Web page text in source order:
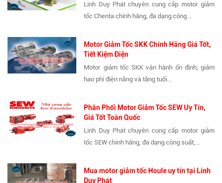
Linh Duy Phát chuyên cung cấp motor giảm
tốc Chenta chính hãng, đa dạng công...
Motor Giảm Tốc SKK Chính Hãng Giá Tốt,
Tiết Kiệm Điện
Motor giảm tốc SKK vận hành ổn định, giảm
hao phí điện năng và tăng tuổi...
Phân Phối Motor Giảm Tốc SEW Uy Tín,
Giá Tốt Toàn Quốc
Linh Duy Phát chuyên cung cấp motor giảm
tốc SEW chính hãng, đa dạng công suất,...
Mua motor giảm tốc Houle uy tín tại Linh
Duy Phát